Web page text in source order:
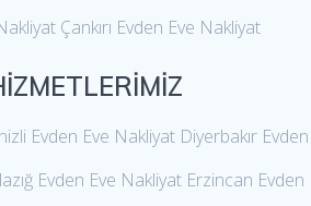
Çankırı Evden Eve Nakliyat
Evden Eve Nakliyat Diyerbakır
Evden Eve Nakliyat Erzincan Evden